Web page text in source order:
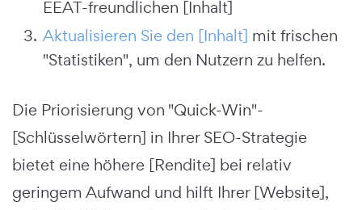
EEAT-freundlichen [Inhalt]
Aktualisieren Sie den [Inhalt] mit frischen
"Statistiken", um den Nutzern zu helfen.
Die Priorisierung von "Quick-Win"-
[Schlüsselwörtern] in Ihrer SEO-Strategie
bietet eine höhere [Rendite] bei relativ
geringem Aufwand und hilft Ihrer [Website],